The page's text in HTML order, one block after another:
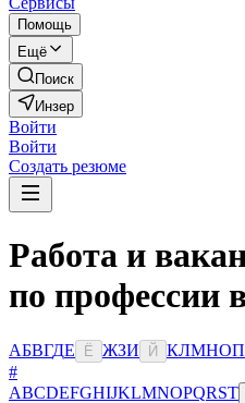
Помощь
Ещё
Поиск
Инзер
Войти
Войти
Создать резюме
Работа и
по профессии
АБВГДЕ Ё ЖЗИ Й КЛМНОП
#
ABCDEFGHIJKLMNOPQRST